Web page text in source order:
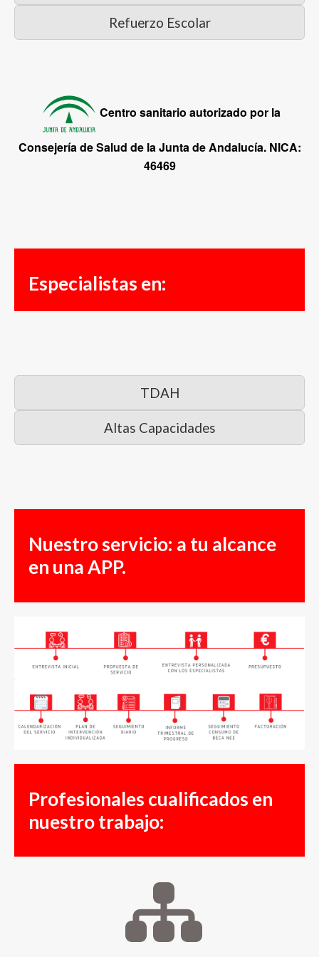
Refuerzo Escolar
Centro sanitario autorizado por la
Consejería de Salud de la Junta de Andalucía. NICA:
46469
Especialistas en:
TDAH
Altas Capacidades
Nuestro servicio: a tu alcance
en una APP.
Profesionales cualificados en
nuestro trabajo: